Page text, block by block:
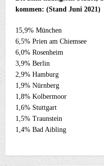
kommen: (Stand Juni 2021)
15,9% München
6,5% Prien am Chiemsee
6,0% Rosenheim
3,9% Berlin
2,9% Hamburg
1,9% Nürnberg
1,8% Kolbermoor
1,6% Stuttgart
1,5% Traunstein
1,4% Bad Aibling